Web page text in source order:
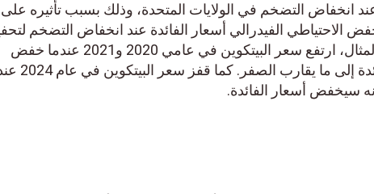
انخفاض التضخم في الولايات المتحدة، وذلك بسبب تأثيره على
الاحتياطي الفيدرالي أسعار الفائدة عند انخفاض التضخم لتحفيز
إنفاق المستهلكين. على سبيل المثال، ارتفع سعر البيتكوين في عامي 2020 و2021 عندما خفض
الاحتياطي الفيدرالي أسعار الفائدة إلى ما يقارب الصفر. كما قفز سعر البيتكوين في
سيخفض أسعار الفائدة.